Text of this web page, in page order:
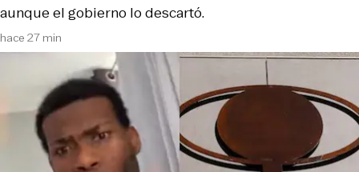
hace 27 min
aunque el gobierno lo descartó.